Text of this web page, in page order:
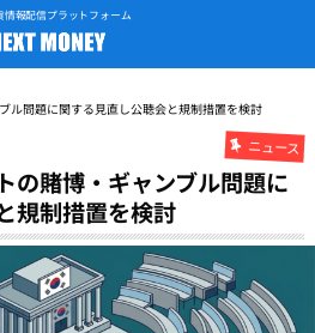
情報配信プラットフォーム
ル問題に関する見直し公聴会と規制措置を検討
ニュース
の賭博・ギャンブル問題に
規制措置を検討